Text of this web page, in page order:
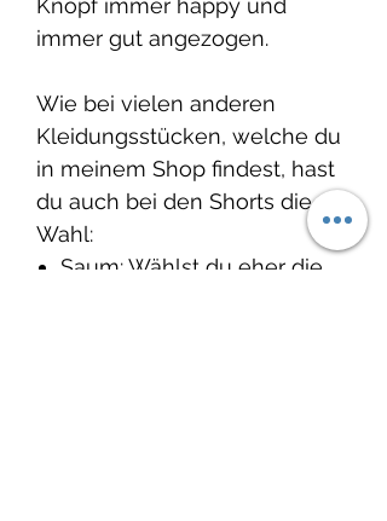
Knopf immer happy und
immer gut angezogen.
Wie bei vielen anderen
Kleidungsstücken, welche du
in meinem Shop findest, hast
du auch bei den Shorts die
Wahl:
Saum: Wählst du eher die